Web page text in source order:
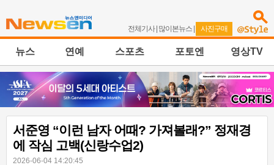
전체기사| 많이본뉴스 | 사진구매
뉴스 연예 스포츠 포토엔 영상TV
서준영 “이런 남자 어때? 가져볼래?” 정재경
에 작심 고백(신랑수업2)
2026-06-04 14:20:45